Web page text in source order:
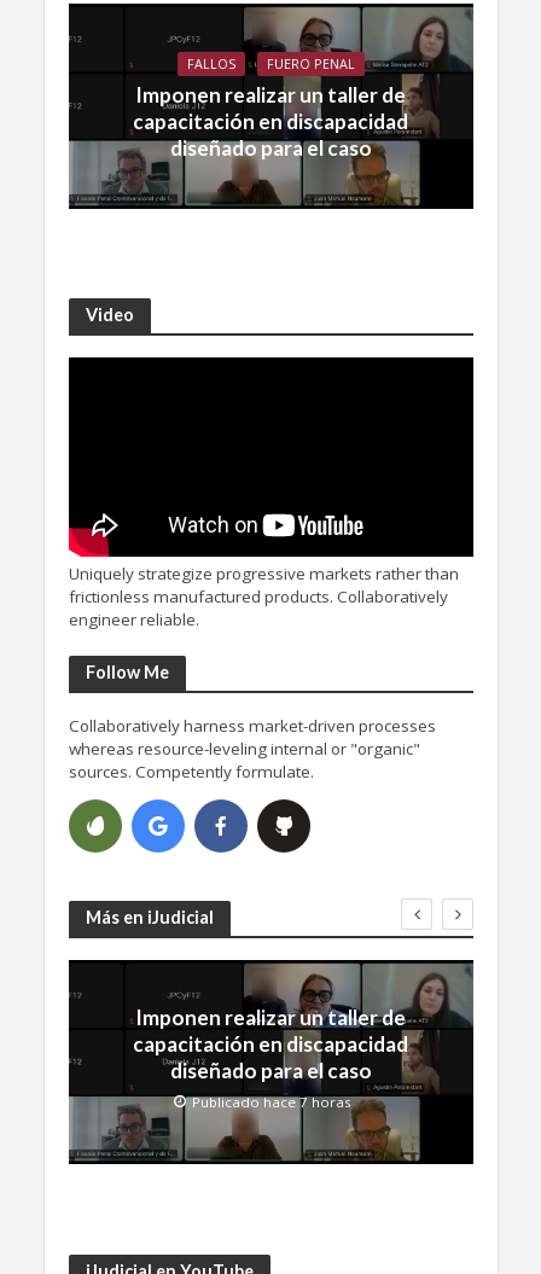
FALLOS FUERO PENAL
Imponen realizar un taller de
capacitación en discapacidad
diseñado para el caso
Video
Uniquely strategize progressive markets rather than
frictionless manufactured products. Collaboratively
engineer reliable.
Follow Me
Collaboratively harness market-driven processes
whereas resource-leveling internal or "organic"
sources. Competently formulate.
Más en iJudicial
Imponen realizar un taller de
capacitación en discapacidad
diseñado para el caso
Publicado hace 7 horas